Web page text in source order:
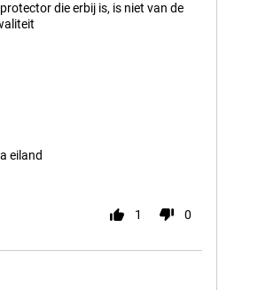
die erbij is, is niet van de
eiland
1 0